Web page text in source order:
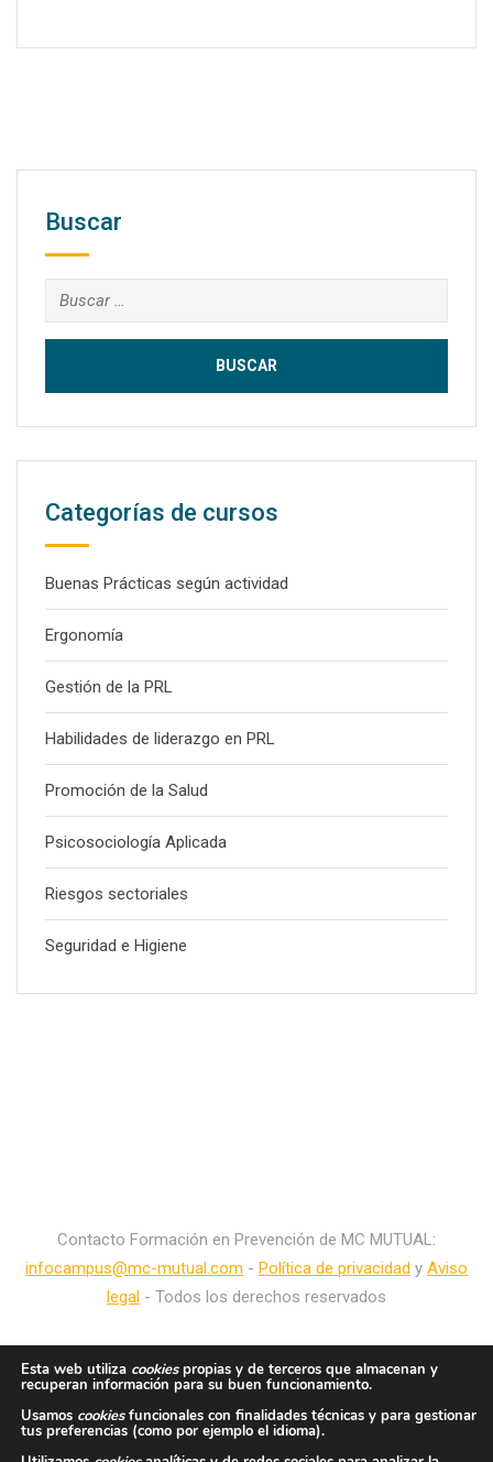
Buscar
Buscar:
Categorías de cursos
Buenas Prácticas según actividad
Ergonomía
Gestión de la PRL
Habilidades de liderazgo en PRL
Promoción de la Salud
Psicosociología Aplicada
Riesgos sectoriales
Seguridad e Higiene
Contacto Formación en Prevención de MC MUTUAL:
infocampus@mc-mutual.com - Política de privacidad y Aviso
legal - Todos los derechos reservados
Esta web utiliza cookiespropias y de terceros que almacenan y
recuperan información para su buen funcionamiento.
Usamos cookiesfuncionales con finalidades técnicas y para gestionar
tus preferencias (como por ejemplo el idioma).